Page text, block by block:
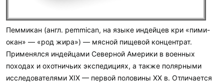
Пеммикан (англ. pemmican, на языке индейцев кри «пими-
окан» — «род жира») — мясной пищевой концентрат.
Применялся индейцами Северной Америки в военных
походах и охотничьих экспедициях, а также полярными
исследователями XIX — первой половины ХХ в. Отличается